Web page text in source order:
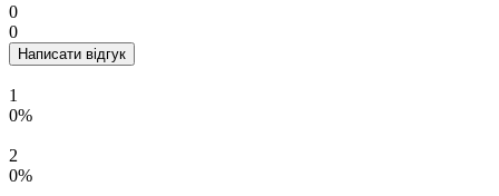
0
0
Написати відгук
1
0%
2
0%